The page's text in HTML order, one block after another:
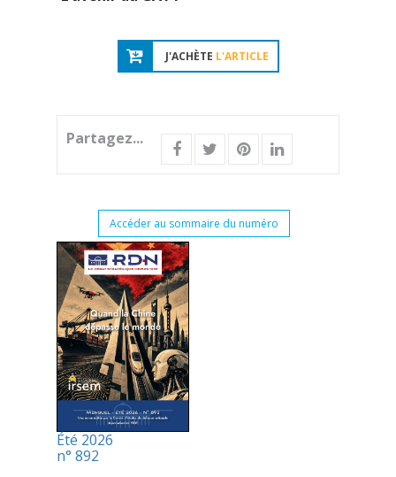
J'ACHÈTE L'ARTICLE
Partagez...
Accéder au sommaire du numéro
Été 2026
n° 892